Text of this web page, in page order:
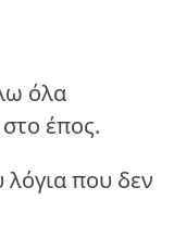
όλα
στο έπος.
που δεν